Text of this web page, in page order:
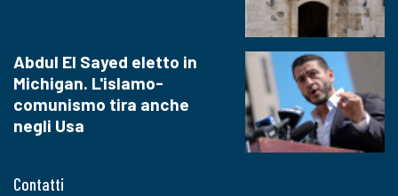
Contatti
Abdul El Sayed eletto in
Michigan. L'islamo-
comunismo tira anche
negli Usa